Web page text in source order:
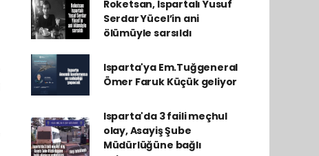
Roketsan, Ispartalı Yusuf
Serdar Yücel’in ani
ölümüyle sarsıldı
Isparta'ya Em.Tuğgeneral
Ömer Faruk Küçük geliyor
Isparta'da 3 faili meçhul
olay, Asayiş Şube
Müdürlüğüne bağlı